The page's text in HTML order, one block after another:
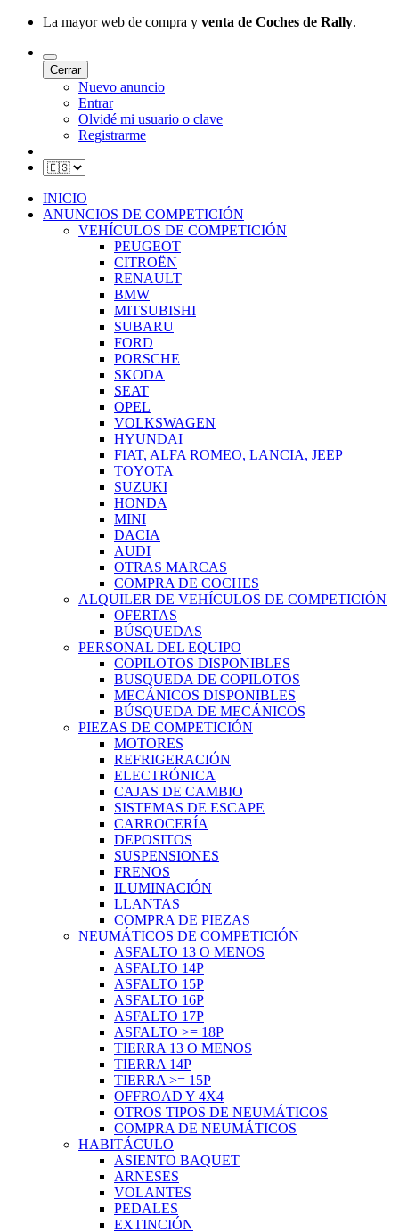
La mayor web de compra y venta de Coches de Rally.
Cerrar
Nuevo anuncio
Entrar
Olvidé mi usuario o clave
Registrarme
INICIO
ANUNCIOS DE COMPETICIÓN
VEHÍCULOS DE COMPETICIÓN
PEUGEOT
CITROËN
RENAULT
BMW
MITSUBISHI
SUBARU
FORD
PORSCHE
SKODA
SEAT
OPEL
VOLKSWAGEN
HYUNDAI
FIAT, ALFA ROMEO, LANCIA, JEEP
TOYOTA
SUZUKI
HONDA
MINI
DACIA
AUDI
OTRAS MARCAS
COMPRA DE COCHES
ALQUILER DE VEHÍCULOS DE COMPETICIÓN
OFERTAS
BÚSQUEDAS
PERSONAL DEL EQUIPO
COPILOTOS DISPONIBLES
BUSQUEDA DE COPILOTOS
MECÁNICOS DISPONIBLES
BÚSQUEDA DE MECÁNICOS
PIEZAS DE COMPETICIÓN
MOTORES
REFRIGERACIÓN
ELECTRÓNICA
CAJAS DE CAMBIO
SISTEMAS DE ESCAPE
CARROCERÍA
DEPOSITOS
SUSPENSIONES
FRENOS
ILUMINACIÓN
LLANTAS
COMPRA DE PIEZAS
NEUMÁTICOS DE COMPETICIÓN
ASFALTO 13 O MENOS
ASFALTO 14P
ASFALTO 15P
ASFALTO 16P
ASFALTO 17P
ASFALTO >= 18P
TIERRA 13 O MENOS
TIERRA 14P
TIERRA >= 15P
OFFROAD Y 4X4
OTROS TIPOS DE NEUMÁTICOS
COMPRA DE NEUMÁTICOS
HABITÁCULO
ASIENTO BAQUET
ARNESES
VOLANTES
PEDALES
EXTINCIÓN